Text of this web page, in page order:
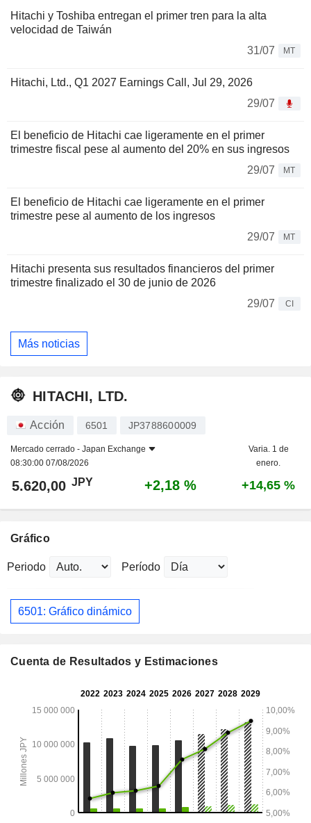
Hitachi y Toshiba entregan el primer tren para la alta
velocidad de Taiwán
31/07
MT
Hitachi, Ltd., Q1 2027 Earnings Call, Jul 29, 2026
29/07
El beneficio de Hitachi cae ligeramente en el primer
trimestre fiscal pese al aumento del 20% en sus ingresos
29/07
MT
El beneficio de Hitachi cae ligeramente en el primer
trimestre pese al aumento de los ingresos
29/07
MT
Hitachi presenta sus resultados financieros del primer
trimestre finalizado el 30 de junio de 2026
29/07
CI
Más noticias
HITACHI, LTD.
Acción 6501 JP3788600009
Mercado cerrado - Japan Exchange
08:30:00 07/08/2026
Varia. 1 de
enero.
5.620,00 JPY +2,18 % +14,65 %
Gráfico
Periodo Período
6501: Gráfico dinámico
Cuenta de Resultados y Estimaciones